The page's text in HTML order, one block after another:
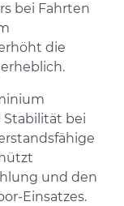
bei Fahrten
die
bei
und den
Einsatzes.